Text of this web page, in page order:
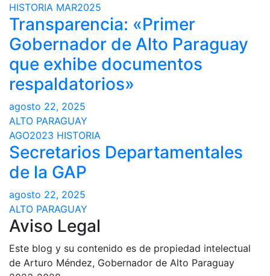
HISTORIA MAR2025
Transparencia: «Primer
Gobernador de Alto Paraguay
que exhibe documentos
respaldatorios»
agosto 22, 2025
ALTO PARAGUAY
AGO2023 HISTORIA
Secretarios Departamentales
de la GAP
agosto 22, 2025
ALTO PARAGUAY
Aviso Legal
Este blog y su contenido es de propiedad intelectual
de Arturo Méndez, Gobernador de Alto Paraguay